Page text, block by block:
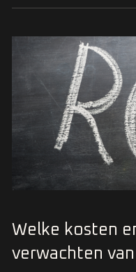
Welke kosten
verwachten van